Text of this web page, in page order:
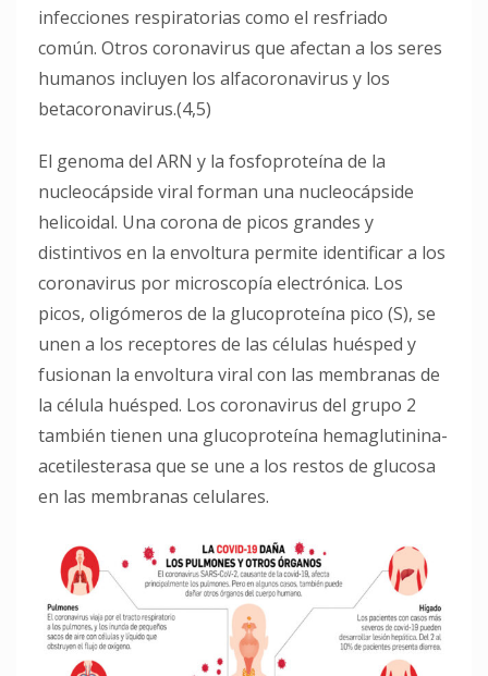
infecciones respiratorias como el resfriado
común. Otros coronavirus que afectan a los seres
humanos incluyen los alfacoronavirus y los
betacoronavirus.(4,5)
El genoma del ARN y la fosfoproteína de la
nucleocápside viral forman una nucleocápside
helicoidal. Una corona de picos grandes y
distintivos en la envoltura permite identificar a los
coronavirus por microscopía electrónica. Los
picos, oligómeros de la glucoproteína pico (S), se
unen a los receptores de las células huésped y
fusionan la envoltura viral con las membranas de
la célula huésped. Los coronavirus del grupo 2
también tienen una glucoproteína hemaglutinina-
acetilesterasa que se une a los restos de glucosa
en las membranas celulares.